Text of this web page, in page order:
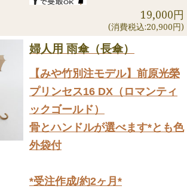
19,000円
(消費税込:20,900円)
婦人用 雨傘（長傘）
【みや竹別注モデル】前原光榮
プリンセス16 DX（ロマンティ
ックゴールド）
骨とハンドルが選べます*とも色
外袋付
*受注作成/約2ヶ月*